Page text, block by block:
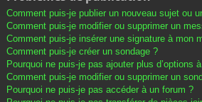
Comment puis-je publier un nouveau sujet ou
Comment puis-je modifier ou supprimer un
Comment puis-je insérer une signature à mon
Comment puis-je créer un sondage ?
Pourquoi ne puis-je pas ajouter plus d’options
Comment puis-je modifier ou supprimer un
Pourquoi ne puis-je pas accéder à un forum ?